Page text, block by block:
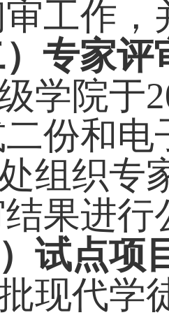
遴选程
）二级
填写《
见附件1
审工作
专家
学院于